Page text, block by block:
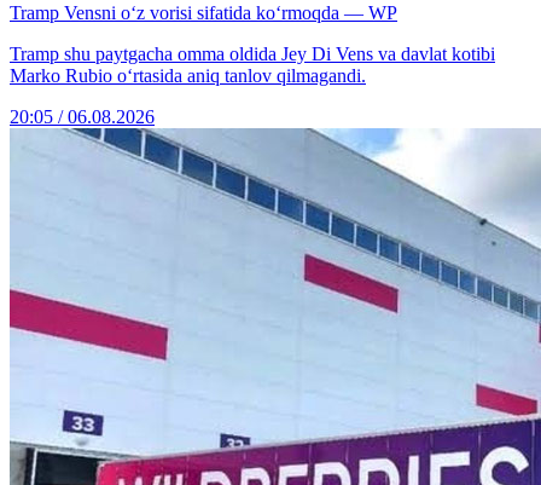
Tramp Vensni o‘z vorisi sifatida ko‘rmoqda — WP
Tramp shu paytgacha omma oldida Jey Di Vens va davlat kotibi
Marko Rubio o‘rtasida aniq tanlov qilmagandi.
20:05 / 06.08.2026